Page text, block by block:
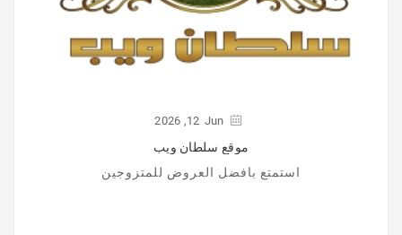
Jun
12,
موقع سلطان ويب
استمتع بافضل العروض للمتزوجين